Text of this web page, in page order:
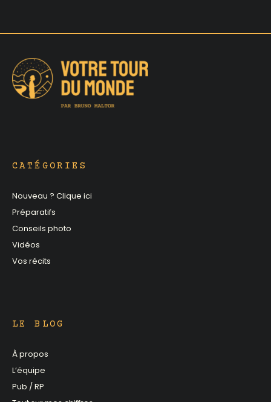
CATÉGORIES
Nouveau ? Clique ici
Préparatifs
Conseils photo
Vidéos
Vos récits
LE BLOG
À propos
L’équipe
Pub / RP